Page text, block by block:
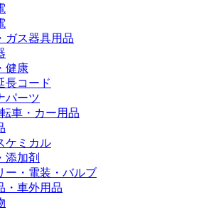
ガス器具用品
健康
長コード
パーツ
車・カー用品
ケミカル
添加剤
ー・電装・バルブ
・車外用品